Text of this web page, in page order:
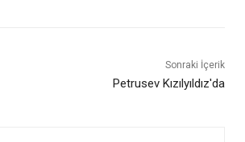
Sonraki İçerik
Petrusev Kızılyıldız'da